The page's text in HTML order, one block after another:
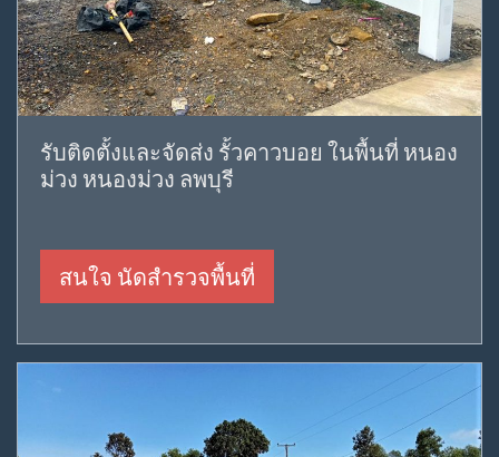
รับติดตั้งและจัดส่ง รั้วคาวบอย ในพื้นที่ หนอง
ม่วง หนองม่วง ลพบุรี